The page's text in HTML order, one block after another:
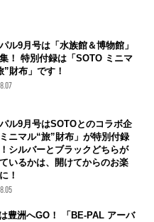
ル9月号は「水族館＆博物館」
！ 特別付録は「SOTO ミニマ
”財布」です！
ル9月号はSOTOとのコラボ企
ニマル“旅”財布」が特別付録
シルバーとブラックどちらが
いるかは、開けてからのお楽
！
豊洲へGO！ 「BE-PAL アーバ